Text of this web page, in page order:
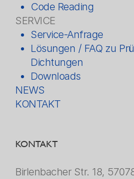
Code Reading
SERVICE
Service-Anfrage
Lösungen / FAQ zu
Dichtungen
Downloads
NEWS
KONTAKT
KONTAKT
Birlenbacher Str. 18,